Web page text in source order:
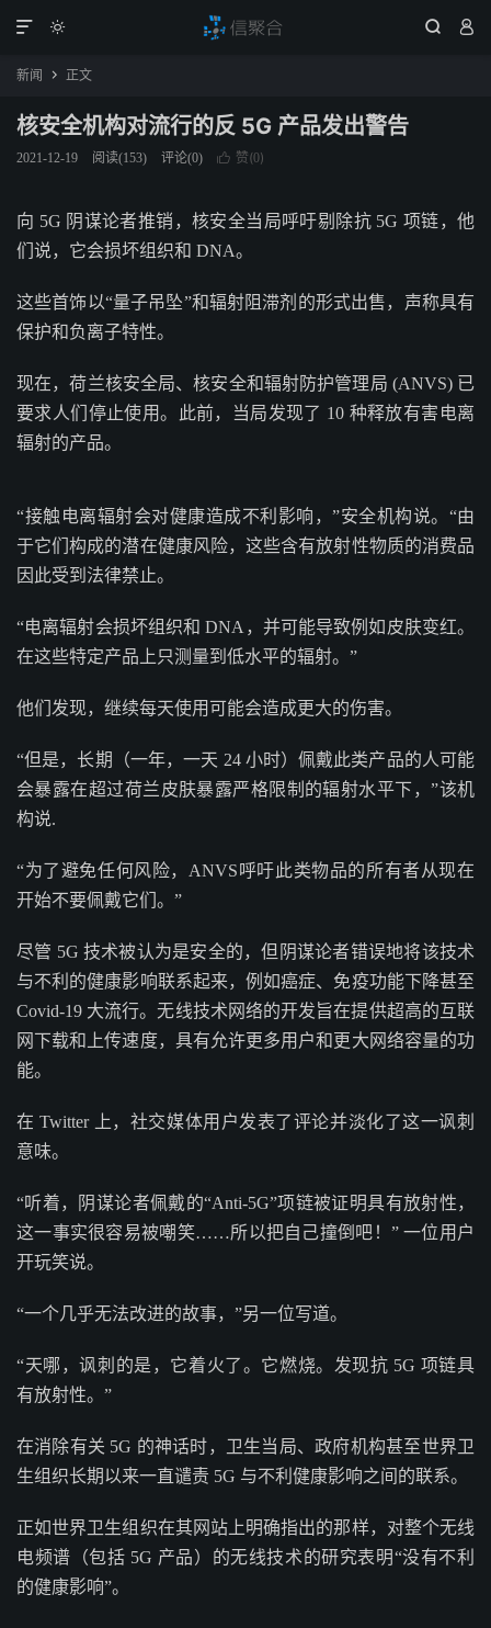
  

新闻  正文
核安全机构对流行的反 5G 产品发出警告
2021-12-19 阅读(153) 评论(0)  赞(0)
向 5G 阴谋论者推销，核安全当局呼吁剔除抗 5G 项链，他
们说，它会损坏组织和 DNA。
这些首饰以“量子吊坠”和辐射阻滞剂的形式出售，声称具有
保护和负离子特性。
现在，荷兰核安全局、核安全和辐射防护管理局 (ANVS) 已
要求人们停止使用。此前，当局发现了 10 种释放有害电离
辐射的产品。
“接触电离辐射会对健康造成不利影响，”安全机构说。“由
于它们构成的潜在健康风险，这些含有放射性物质的消费品
因此受到法律禁止。
“电离辐射会损坏组织和 DNA，并可能导致例如皮肤变红。
在这些特定产品上只测量到低水平的辐射。”
他们发现，继续每天使用可能会造成更大的伤害。
“但是，长期（一年，一天 24 小时）佩戴此类产品的人可能
会暴露在超过荷兰皮肤暴露严格限制的辐射水平下，”该机
构说.
“为了避免任何风险，ANVS呼吁此类物品的所有者从现在
开始不要佩戴它们。”
尽管 5G 技术被认为是安全的，但阴谋论者错误地将该技术
与不利的健康影响联系起来，例如癌症、免疫功能下降甚至
Covid-19 大流行。无线技术网络的开发旨在提供超高的互联
网下载和上传速度，具有允许更多用户和更大网络容量的功
能。
在 Twitter 上，社交媒体用户发表了评论并淡化了这一讽刺
意味。
“听着，阴谋论者佩戴的“Anti-5G”项链被证明具有放射性，
这一事实很容易被嘲笑……所以把自己撞倒吧！” 一位用户
开玩笑说。
“一个几乎无法改进的故事，”另一位写道。
“天哪，讽刺的是，它着火了。它燃烧。发现抗 5G 项链具
有放射性。”
在消除有关 5G 的神话时，卫生当局、政府机构甚至世界卫
生组织长期以来一直谴责 5G 与不利健康影响之间的联系。
正如世界卫生组织在其网站上明确指出的那样，对整个无线
电频谱（包括 5G 产品）的无线技术的研究表明“没有不利
的健康影响”。